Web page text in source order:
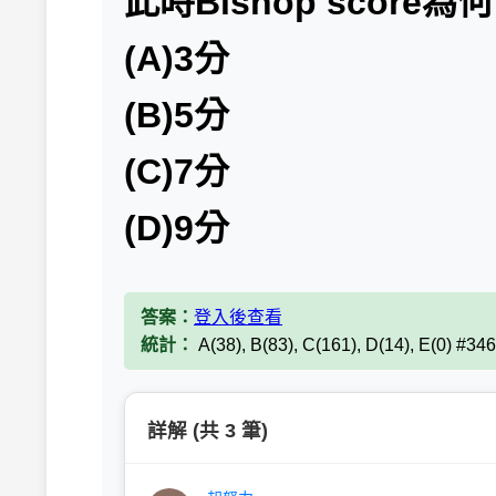
(A)3分
(B)5分
(C)7分
(D)9分
答案： 登入後查看
統計： A(38), B(83), C(161), D(14), E(0)
詳解 (共 3 筆)